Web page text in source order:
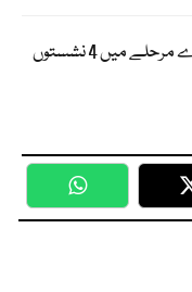
آزاد کشمیر انتخابات کے تیسرے مرحلے میں 4 نشستوں
WhatsApp